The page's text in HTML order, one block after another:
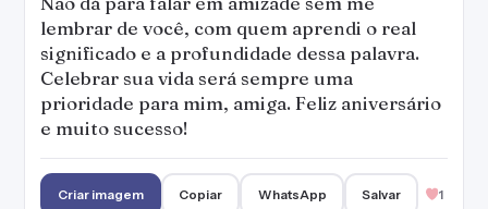
lembrar de você, com quem aprendi o real
significado e a profundidade dessa palavra.
Celebrar sua vida será sempre uma
prioridade para mim, amiga. Feliz aniversário
e muito sucesso!
Criar imagem Copiar WhatsApp Salvar 1